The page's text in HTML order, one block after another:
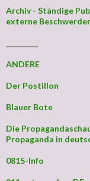
Archiv - Ständige
externe
ANDERE
Der Postillon
Blauer Bote
Die
Propaganda in
0815-Info